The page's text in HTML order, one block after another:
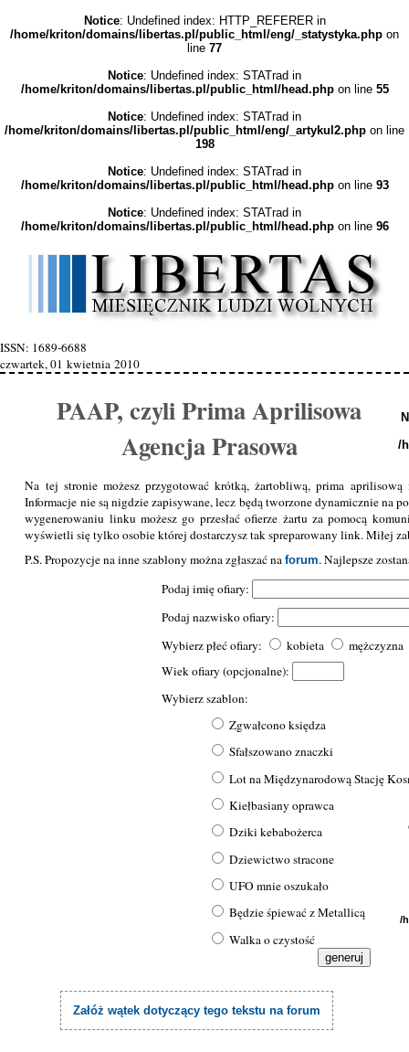
Notice: Undefined index: HTTP_REFERER in
/home/kriton/domains/libertas.pl/public_html/eng/_statystyka.php on
line 77
Notice: Undefined index: STATrad in
/home/kriton/domains/libertas.pl/public_html/head.phpon line 55
Notice: Undefined index: STATrad in
/home/kriton/domains/libertas.pl/public_html/eng/_artykul2.php on line
198
Notice: Undefined index: STATrad in
/home/kriton/domains/libertas.pl/public_html/head.phpon line 93
Notice: Undefined index: STATrad in
/home/kriton/domains/libertas.pl/public_html/head.phpon line 96
ISSN: 1689-6688
czwartek, 01 kwietnia 2010
PAAP, czyli Prima Aprilisowa
Agencja Prasowa
Na tej stronie możesz przygotować krótką, żartobliwą, prima aprilisową
Informacje nie są nigdzie zapisywane, lecz będą tworzone dynamicznie na
wygenerowaniu linku możesz go przesłać ofierze żartu za pomocą
wyświetli się tylko osobie której dostarczysz tak spreparowany link. Miłej
P.S. Propozycje na inne szablony można zgłaszać naforum. Najlepsze
Podaj imię ofiary:
Podaj nazwisko ofiary:
Wybierz płeć ofiary:
kobieta
mężczyzna
Wiek ofiary (opcjonalne):
Wybierz szablon:
Zgwałcono księdza
Sfałszowano znaczki
Lot na Międzynarodową Stację
Kiełbasiany oprawca
Dziki kebabożerca
Dziewictwo stracone
UFO mnie oszukało
Będzie śpiewać z Metallicą
Walka o czystość
Załóż wątek dotyczący tego tekstu na forum
/
/